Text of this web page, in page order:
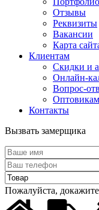
Отзывы
Реквизиты
Вакансии
Карта
Клиентам
Скидки и
Онлайн-
Вопрос-
Оптовикам
Контакты
Вызвать замерщика
Пожалуйста,